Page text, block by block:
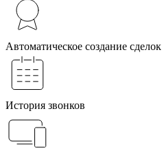
Автоматическое создание сделок
История звонков